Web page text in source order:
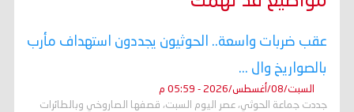
عقب ضربات واسعة.. الحوثيون يجددون استهداف مأرب
بالصواريخ وال ...
السبت/08/أغسطس/2026 - 05:59 م
جددت جماعة الحوثي، عصر اليوم السبت، قصفها الصاروخي وبالطائرات